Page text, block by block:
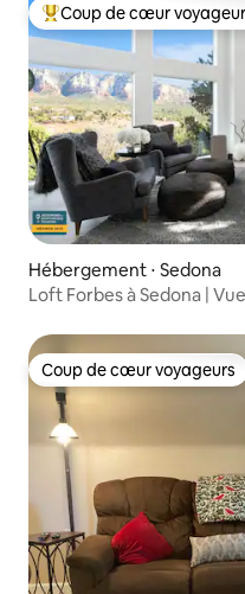
Coups de cœur voyageurs
Coup de cœur
Hébergement ⋅ Sedona
Loft Forbes à Sedona |
Coup de cœur voyageurs
Coup de cœur voyageurs